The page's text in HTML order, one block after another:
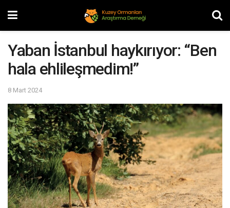
Yaban İstanbul haykırıyor: “Ben
hala ehlileşmedim!”
8 Mart 2024